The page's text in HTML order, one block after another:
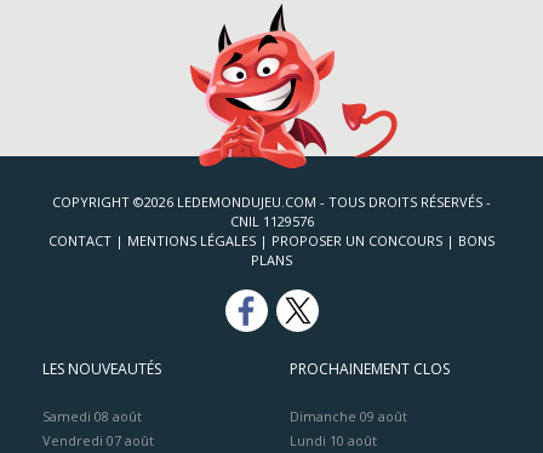
COPYRIGHT ©2026 LEDEMONDUJEU.COM - TOUS DROITS RÉSERVÉS -
CNIL 1129576
CONTACT | MENTIONS LÉGALES | PROPOSER UN CONCOURS | BONS
PLANS
LES NOUVEAUTÉS
Samedi 08 août
Vendredi 07 août
PROCHAINEMENT CLOS
Dimanche 09 août
Lundi 10 août